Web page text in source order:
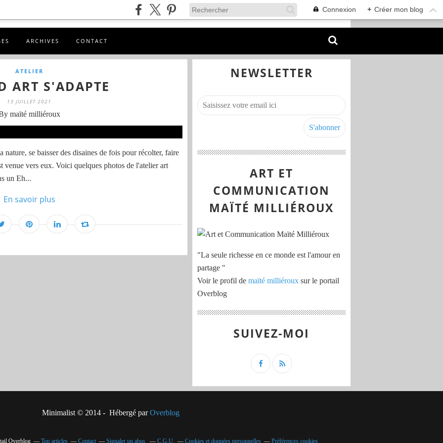
Connexion + Créer mon blog
ARCHIVES CONTACT
ATELIER
ART S'ADAPTE
13 JUILLET 2021
maïté milliéroux
nature, se baisser des disaines de fois pour récolter, faire
venue vers eux. Voici quelques photos de l'atelier art
un Eh...
En savoir plus
NEWSLETTER
ART ET
COMMUNICATION
MAÏTÉ MILLIÉROUX
"La seule richesse en ce monde est l'amour en
partage "
Voir le profil de maïté milliéroux sur le portail
Overblog
SUIVEZ-MOI
Minimalist © 2014 - Hébergé parOverblog
Overblog Top articles Contact Signaler un abus C.G.U. Cookies et données personnelles Préférences cookies